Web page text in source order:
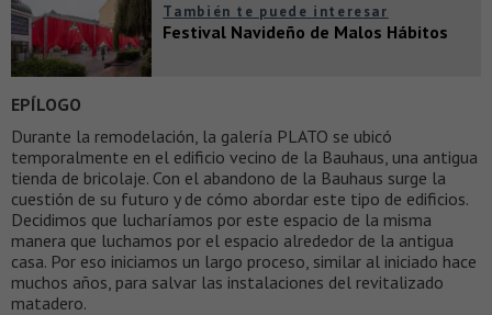
También te puede interesar
Festival Navideño de Malos Hábitos
EPÍLOGO
Durante la remodelación, la galería PLATO se ubicó
temporalmente en el edificio vecino de la Bauhaus, una antigua
tienda de bricolaje. Con el abandono de la Bauhaus surge la
cuestión de su futuro y de cómo abordar este tipo de edificios.
Decidimos que lucharíamos por este espacio de la misma
manera que luchamos por el espacio alrededor de la antigua
casa. Por eso iniciamos un largo proceso, similar al iniciado hace
muchos años, para salvar las instalaciones del revitalizado
matadero.